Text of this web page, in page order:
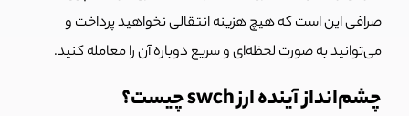
صرافی این است که هیچ هزینه انتقالی نخواهید پرداخت و
می‌توانید به صورت لحظه‌ای و سریع دوباره آن را معامله کنید.
چشم‌انداز آینده ارز swch چیست؟